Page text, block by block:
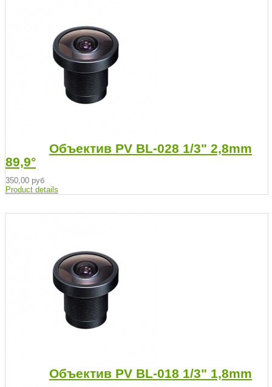
Объектив PV BL-028 1/3" 2,8mm
89,9°
350,00 руб
Product details
Объектив PV BL-018 1/3" 1,8mm